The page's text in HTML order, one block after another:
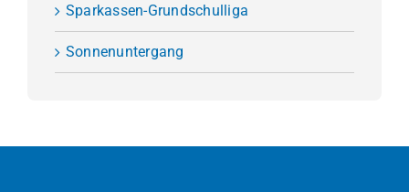
Sparkassen-Grundschulliga
Sonnenuntergang